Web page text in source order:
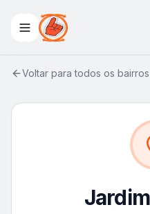
Voltar para todos os bairros